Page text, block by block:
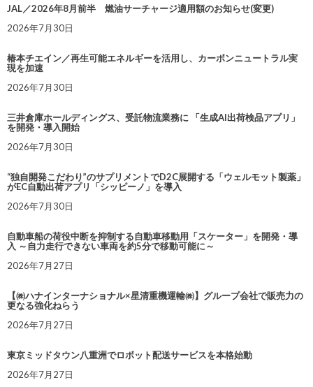
JAL／2026年8月前半 燃油サーチャージ適用額のお知らせ(変更)
2026年7月30日
椿本チエイン／再生可能エネルギーを活用し、カーボンニュートラル実
現を加速
2026年7月30日
三井倉庫ホールディングス、受託物流業務に 「生成AI出荷検品アプリ」
を開発・導入開始
2026年7月30日
“独自開発こだわり”のサプリメントでD2C展開する「ウェルモット製薬」
がEC自動出荷アプリ「シッピーノ」を導入
2026年7月30日
自動車船の荷役中断を抑制する自動車移動用「スケーター」を開発・導
入 ～自力走行できない車両を約5分で移動可能に～
2026年7月27日
【㈱ハナインターナショナル×星清重機運輸㈱】グループ会社で販売力の
更なる強化ねらう
2026年7月27日
東京ミッドタウン八重洲でロボット配送サービスを本格始動
2026年7月27日